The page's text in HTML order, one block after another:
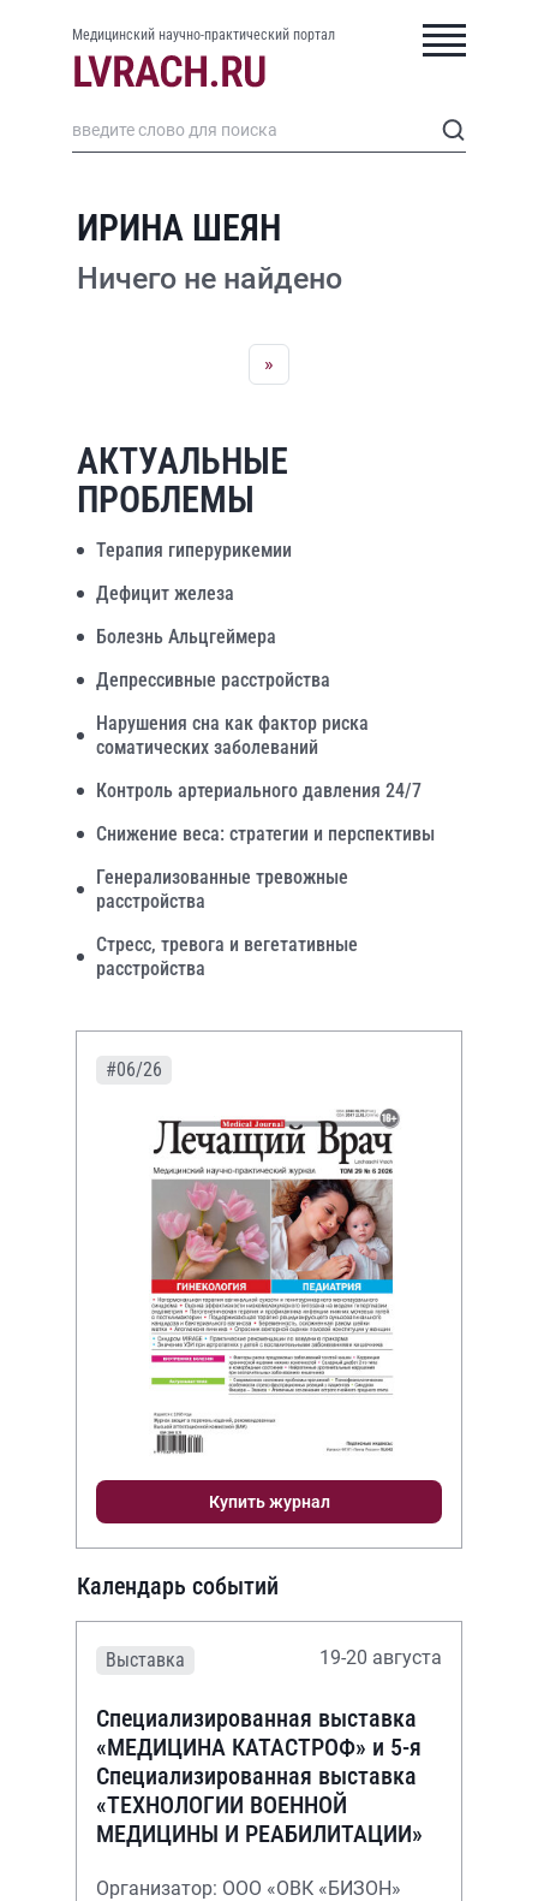
Медицинский научно-практический портал
ИРИНА ШЕЯН
Ничего не найдено
»
АКТУАЛЬНЫЕ
ПРОБЛЕМЫ
Терапия гиперурикемии
Дефицит железа
Болезнь Альцгеймера
Депрессивные расстройства
Нарушения сна как фактор риска
соматических заболеваний
Контроль артериального давления 24/7
Снижение веса: стратегии и перспективы
Генерализованные тревожные
расстройства
Стресс, тревога и вегетативные
расстройства
#06/26
Купить журнал
Календарь событий
Выставка 19-20 августа
Специализированная выставка
«МЕДИЦИНА КАТАСТРОФ» и 5-я
Специализированная выставка
«ТЕХНОЛОГИИ ВОЕННОЙ
МЕДИЦИНЫ И РЕАБИЛИТАЦИИ»
Организатор: ООО «ОВК «БИЗОН»